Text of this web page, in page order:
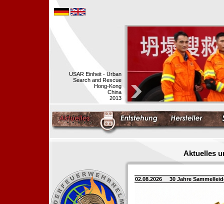
USAR Einheit - Urban
Search and Rescue
Hong-Kong
China
2013
Aktuelles
02.08.2026 30 Jahre